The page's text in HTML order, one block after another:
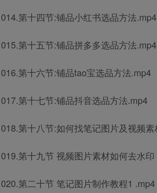
014.第十四节:铺品小红书选品方法.mp4
015.第十五节:铺品拼多多选品方法.mp4
016.第十六节:铺品tao宝选品方法.mp4
017.第十七节:铺品抖音选品方法.mp4
018.第十八节:如何找笔记图片及视频
019.第十九节 视频图片素材如何去水
020.第二十节 笔记图片制作教程1 .mp4